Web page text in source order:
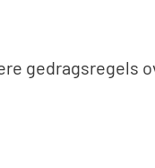
gedragsregels